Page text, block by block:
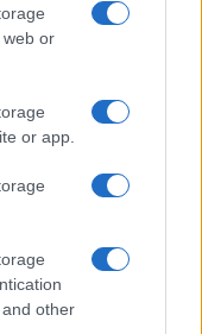
web or
or app.
other
ένας
μέρα.
→